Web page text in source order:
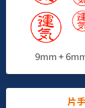
9mm +
片